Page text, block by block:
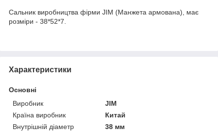
Сальник виробництва фірми JIM (Манжета армована), має
розміри - 38*52*7.
Характеристики
Основні
Виробник
JIM
Країна виробник
Китай
Внутрішній діаметр
38 мм